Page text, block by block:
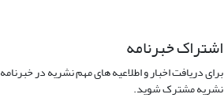
اشتراک خبرنامه
برای دریافت اخبار و اطلاعیه های مهم نشریه در خبرنامه
نشریه مشترک شوید.